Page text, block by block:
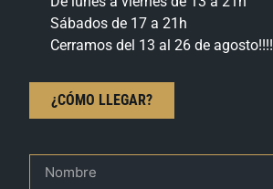
Sábados de 17 a 21h
Cerramos del 13 al 26 de agosto!!!!
¿CÓMO LLEGAR?